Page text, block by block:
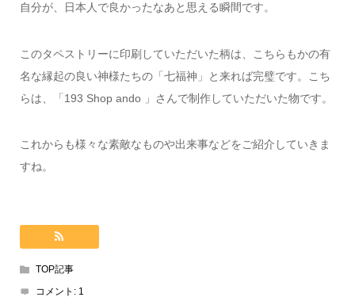
自分が、日本人で良かったなあと思える瞬間です。
このタペストリーに印刷していただいた柄は、こちらもかの有
名な縁起の良い神様たちの「七福神」と来れば完璧です。こち
らは、「193 Shop ando 」さんで制作していただいた物です。
これからも様々な素敵なものや出来事などをご紹介していきま
すね。
TOP記事
コメント: 1